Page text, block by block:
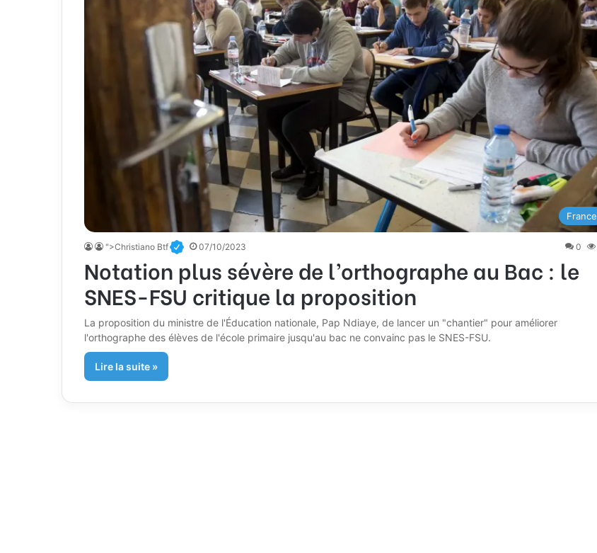
France
">Christiano Btf 07/10/2023 0
Notation plus sévère de l’orthographe au Bac : le
SNES-FSU critique la proposition
La proposition du ministre de l'Éducation nationale, Pap Ndiaye, de lancer un "chantier" pour améliorer
l'orthographe des élèves de l'école primaire jusqu'au bac ne convainc pas le SNES-FSU.
Lire la suite »